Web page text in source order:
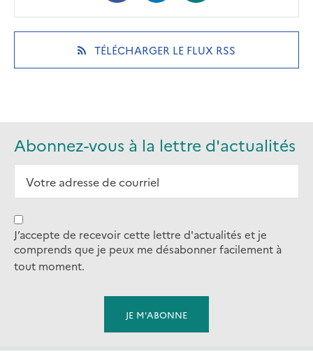
a
new
tab)
a
new
tab)
a
new
tab)
TÉLÉCHARGER LE FLUX RSS(OPENS
Abonnez-vous à la lettre d'actualités
J’accepte de recevoir cette lettre d'actualités et je
comprends que je peux me désabonner facilement à
tout moment.